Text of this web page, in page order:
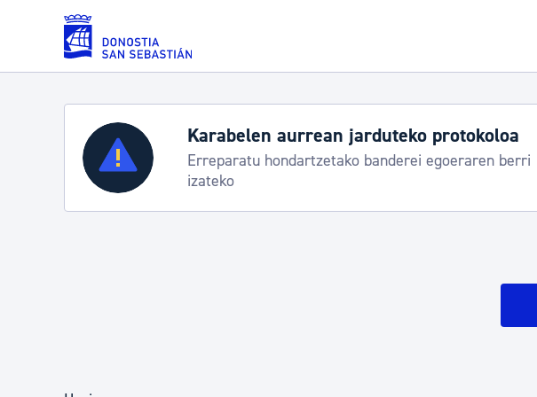
Eduki nagusira joan
Zerbitzuak
Errolda eta gai pertsonalak
Karabelen aurrean jarduteko protokoloa
Erreparatu hondartzetako banderei egoeraren berri
izateko